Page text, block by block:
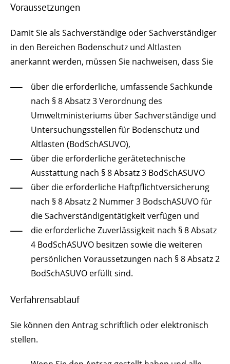
Voraussetzungen
Damit Sie als Sachverständige oder Sachverständiger
in den Bereichen Bodenschutz und Altlasten
anerkannt werden, müssen Sie nachweisen, dass Sie
über die erforderliche, umfassende Sachkunde
nach § 8 Absatz 3 Verordnung des
Umweltministeriums über Sachverständige und
Untersuchungsstellen für Bodenschutz und
Altlasten (BodSchASUVO),
über die erforderliche gerätetechnische
Ausstattung nach § 8 Absatz 3 BodSchASUVO
über die erforderliche Haftpflichtversicherung
nach § 8 Absatz 2 Nummer 3 BodschASUVO für
die Sachverständigentätigkeit verfügen und
die erforderliche Zuverlässigkeit nach § 8 Absatz
4 BodSchASUVO besitzen sowie die weiteren
persönlichen Voraussetzungen nach § 8 Absatz 2
BodSchASUVO erfüllt sind.
Verfahrensablauf
Sie können den Antrag schriftlich oder elektronisch
stellen.